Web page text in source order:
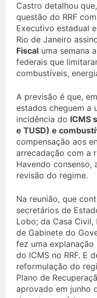
Castro detalhou
questão do RRF
Executivo estadual
Rio de Janeiro
Fiscal uma semana
federais que
combustíveis,
A previsão é que,
estados cheguem a
incidência do ICMS
e TUSD) e
compensação aos
arrecadação com a
Havendo consenso,
revisão do regime.
Na reunião, que
secretários de
Lobo; da Casa
de Gabinete do
fez uma
do ICMS no RRF. E
reformulação do
Plano de
aprovado em junho